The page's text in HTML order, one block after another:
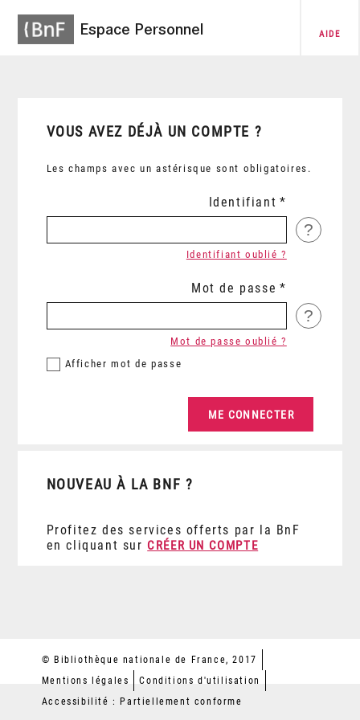
Espace Personnel AIDE
VOUS AVEZ DÉJÀ UN COMPTE ?
Les champs avec un astérisque sont obligatoires.
Identifiant
?
Identifiant oublié ?
Mot de passe
?
Afficher mot de passe
Mot de passe oublié ?
NOUVEAU À LA BNF ?
Profitez des services offerts par la BnF
en cliquant sur CRÉER UN COMPTE
© Bibliothèque nationale de France, 2017
Mentions légales
Conditions d'utilisation
Accessibilité : Partiellement conforme